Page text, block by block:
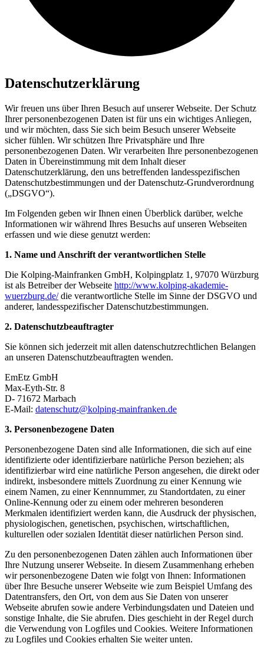
Datenschutzerklärung
Wir freuen uns über Ihren Besuch auf unserer Webseite. Der Schutz
Ihrer personenbezogenen Daten ist für uns ein wichtiges Anliegen,
und wir möchten, dass Sie sich beim Besuch unserer Webseite
sicher fühlen. Wir schützen Ihre Privatsphäre und Ihre
personenbezogenen Daten. Wir verarbeiten Ihre personenbezogenen
Daten in Übereinstimmung mit dem Inhalt dieser
Datenschutzerklärung, den uns betreffenden landesspezifischen
Datenschutzbestimmungen und der Datenschutz-Grundverordnung
(„DSGVO“).
Im Folgenden geben wir Ihnen einen Überblick darüber, welche
Informationen wir während Ihres Besuchs auf unseren Webseiten
erfassen und wie diese genutzt werden:
1. Name und Anschrift der verantwortlichen Stelle
Die Kolping-Mainfranken GmbH, Kolpingplatz 1, 97070 Würzburg
ist als Betreiber der Webseite http://www.kolping-akademie-
wuerzburg.de/die verantwortliche Stelle im Sinne der DSGVO und
anderer, landesspezifischer Datenschutzbestimmungen.
2. Datenschutzbeauftragter
Sie können sich jederzeit mit allen datenschutzrechtlichen Belangen
an unseren Datenschutzbeauftragten wenden.
EmEtz GmbH
Max-Eyth-Str. 8
D- 71672 Marbach
E-Mail: datenschutz@kolping-mainfranken.de
3. Personenbezogene Daten
Personenbezogene Daten sind alle Informationen, die sich auf eine
identifizierte oder identifizierbare natürliche Person beziehen; als
identifizierbar wird eine natürliche Person angesehen, die direkt oder
indirekt, insbesondere mittels Zuordnung zu einer Kennung wie
einem Namen, zu einer Kennnummer, zu Standortdaten, zu einer
Online-Kennung oder zu einem oder mehreren besonderen
Merkmalen identifiziert werden kann, die Ausdruck der physischen,
physiologischen, genetischen, psychischen, wirtschaftlichen,
kulturellen oder sozialen Identität dieser natürlichen Person sind.
Zu den personenbezogenen Daten zählen auch Informationen über
Ihre Nutzung unserer Webseite. In diesem Zusammenhang erheben
wir personenbezogene Daten wie folgt von Ihnen: Informationen
über Ihre Besuche unserer Webseite wie zum Beispiel Umfang des
Datentransfers, den Ort, von dem aus Sie Daten von unserer
Webseite abrufen sowie andere Verbindungsdaten und Dateien und
sonstige Inhalte, die Sie abrufen. Dies geschieht in der Regel durch
die Verwendung von Logfiles und Cookies. Weitere Informationen
zu Logfiles und Cookies erhalten Sie weiter unten.